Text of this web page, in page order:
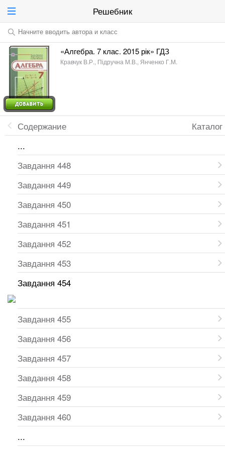
Решебник
Начните вводить автора и класс
«Алгебра. 7 клас. 2015 рік» ГДЗ
Кравчук В.Р., Підручна М.В., Янченко Г.М.
Каталог
Содержание
...
Завдання 448
Завдання 449
Завдання 450
Завдання 451
Завдання 452
Завдання 453
Завдання 454
Завдання 455
Завдання 456
Завдання 457
Завдання 458
Завдання 459
Завдання 460
...